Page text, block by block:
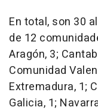
En total, son 30
de 12
Aragón, 3;
Comunidad
Extremadura, 1;
Galicia, 1;